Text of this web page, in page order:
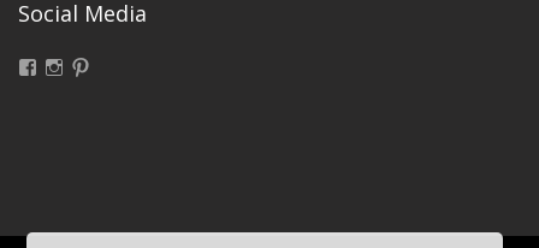
Social Media
FacebookInstagram